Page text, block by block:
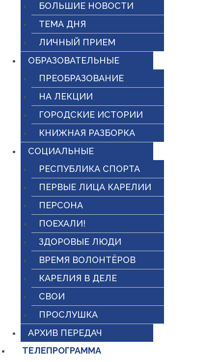
БОЛЬШИЕ НОВОСТИ
ТЕМА ДНЯ
ЛИЧНЫЙ ПРИЕМ
ОБРАЗОВАТЕЛЬНЫЕ
ПРЕОБРАЗОВАНИЕ
НА ЛЕКЦИИ
ГОРОДСКИЕ ИСТОРИИ
КНИЖНАЯ РАЗБОРКА
СОЦИАЛЬНЫЕ
РЕСПУБЛИКА СПОРТА
ПЕРВЫЕ ЛИЦА КАРЕЛИИ
ПЕРСОНА
ПОЕХАЛИ!
ЗДОРОВЫЕ ЛЮДИ
ВРЕМЯ ВОЛОНТЁРОВ
КАРЕЛИЯ В ДЕЛЕ
СВОИ
ПРОСЛУШКА
АРХИВ ПЕРЕДАЧ
ТЕЛЕПРОГРАММА